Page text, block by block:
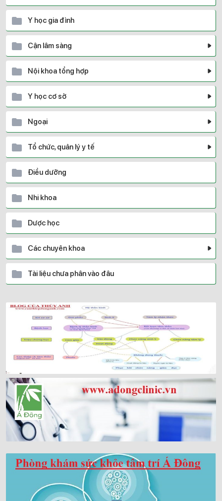
Y học gia đình
Cận lâm sàng
Nội khoa tổng hợp
Y học cơ sở
Ngoại
Tổ chức, quản lý y tế
Điều dưỡng
Nhi khoa
Dược học
Các chuyên khoa
Tài liệu chưa phân vào đâu